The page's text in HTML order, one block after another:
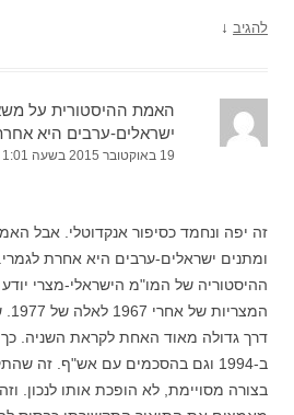
להגיב ↓
האמת ההיסטורית על
ישראלים-ערבים היא
19 באוקטובר 2015 בשעה 1:01
זה יפה ונחמד כסיפור אנקדוטלי. אבל
ומתנים ישראלים-ערבים היא אחרת
ההיסטוריה של המו"מ הישראלי-מצרי
דרך גדולה מאוד האחת לקראת השניה.
ב-1994 וגם בהסכמים עם אש"ף. זה
בצורה מסויימת, לא הופכת אותו לנכון.